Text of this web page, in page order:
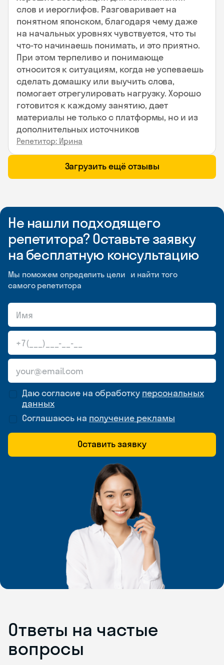
слов и иероглифов. Разговаривает на
понятном японском, благодаря чему даже
на начальных уровнях чувствуется, что ты
что-то начинаешь понимать, и это приятно.
При этом терпеливо и понимающе
относится к ситуациям, когда не успеваешь
сделать домашку или выучить слова,
помогает отрегулировать нагрузку. Хорошо
готовится к каждому занятию, дает
материалы не только с платформы, но и из
дополнительных источников
Репетитор: Ирина
Загрузить ещё отзывы
Не нашли подходящего
репетитора? Оставьте заявку
на бесплатную консультацию
Мы поможем определить цели и найти того
самого репетитора
Даю согласие на обработку персональных
данных
Соглашаюсь на получение рекламы
Оставить заявку
Ответы на частые
вопросы